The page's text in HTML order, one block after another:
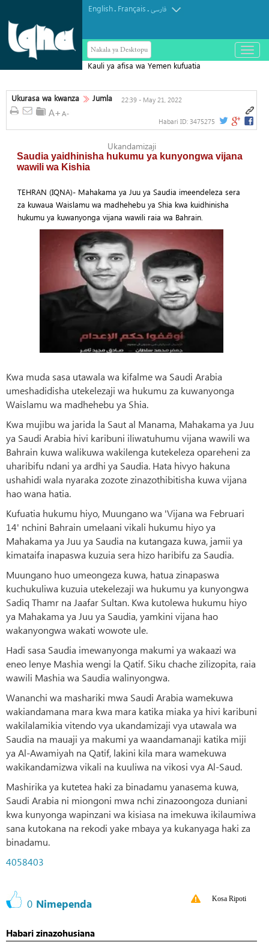
English. Français.فارسی
Nakala ya Desktopu
باز
و
Kauli ya afisa wa Yemen kufuatia
Uturuki na Pakistan
Ukurasa wa kwanza Jumla 22:39 - May 21, 2022
Habari ID: 3475275
Ukandamizaji
Saudia yaidhinisha hukumu ya kunyongwa vijana
wawili wa Kishia
TEHRAN (IQNA)- Mahakama ya Juu ya Saudia imeendeleza sera
za kuwaua Waislamu wa madhehebu ya Shia kwa kuidhinisha
hukumu ya kuwanyonga vijana wawili raia wa Bahrain.
Kwa muda sasa utawala wa kifalme wa Saudi Arabia
umeshadidisha utekelezaji wa hukumu za kuwanyonga
Waislamu wa madhehebu ya Shia.
Kwa mujibu wa jarida la Saut al Manama, Mahakama ya Juu
ya Saudi Arabia hivi karibuni iliwatuhumu vijana wawili wa
Bahrain kuwa walikuwa wakilenga kutekeleza opareheni za
uharibifu ndani ya ardhi ya Saudia. Hata hivyo hakuna
ushahidi wala nyaraka zozote zinazothibitisha kuwa vijana
hao wana hatia.
Kufuatia hukumu hiyo, Muungano wa 'Vijana wa Februari
14' nchini Bahrain umelaani vikali hukumu hiyo ya
Mahakama ya Juu ya Saudia na kutangaza kuwa, jamii ya
kimataifa inapaswa kuzuia sera hizo haribifu za Saudia.
Muungano huo umeongeza kuwa, hatua zinapaswa
kuchukuliwa kuzuia utekelezaji wa hukumu ya kunyongwa
Sadiq Thamr na Jaafar Sultan. Kwa kutolewa hukumu hiyo
ya Mahakama ya Juu ya Saudia, yamkini vijana hao
wakanyongwa wakati wowote ule.
Hadi sasa Saudia imewanyonga makumi ya wakaazi wa
eneo lenye Mashia wengi la Qatif. Siku chache zilizopita, raia
wawili Mashia wa Saudia walinyongwa.
Wananchi wa mashariki mwa Saudi Arabia wamekuwa
wakiandamana mara kwa mara katika miaka ya hivi karibuni
wakilalamikia vitendo vya ukandamizaji vya utawala wa
Saudia na mauaji ya makumi ya waandamanaji katika miji
ya Al-Awamiyah na Qatif, lakini kila mara wamekuwa
wakikandamizwa vikali na kuuliwa na vikosi vya Al-Saud.
Mashirika ya kutetea haki za binadamu yanasema kuwa,
Saudi Arabia ni miongoni mwa nchi zinazoongoza duniani
kwa kunyonga wapinzani wa kisiasa na imekuwa ikilaumiwa
sana kutokana na rekodi yake mbaya ya kukanyaga haki za
binadamu.
4058403
0 Nimependa Kosa Ripoti
Habari zinazohusiana